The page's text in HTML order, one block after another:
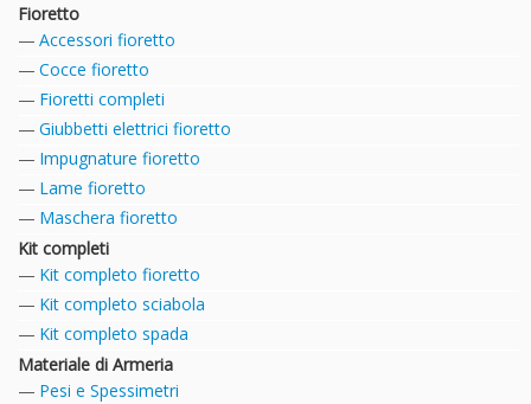
Fioretto
Accessori fioretto
Cocce fioretto
Fioretti completi
Giubbetti elettrici fioretto
Impugnature fioretto
Lame fioretto
Maschera fioretto
Kit completi
Kit completo fioretto
Kit completo sciabola
Kit completo spada
Materiale di Armeria
Pesi e Spessimetri